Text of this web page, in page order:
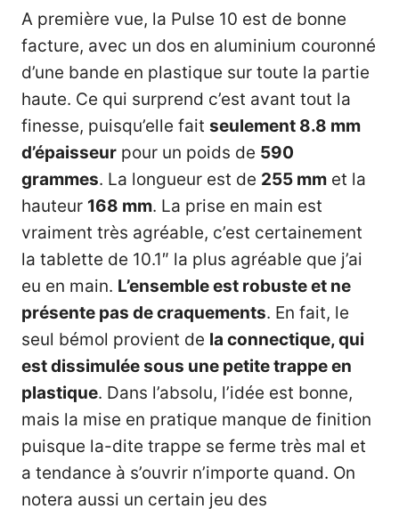
A première vue, la Pulse 10 est de bonne
facture, avec un dos en aluminium couronné
d’une bande en plastique sur toute la partie
haute. Ce qui surprend c’est avant tout la
finesse, puisqu’elle fait seulement 8.8 mm
d’épaisseur pour un poids de 590
grammes. La longueur est de 255 mm et la
hauteur 168 mm. La prise en main est
vraiment très agréable, c’est certainement
la tablette de 10.1″ la plus agréable que j’ai
eu en main. L’ensemble est robuste et ne
présente pas de craquements. En fait, le
seul bémol provient de la connectique, qui
est dissimulée sous une petite trappe en
plastique. Dans l’absolu, l’idée est bonne,
mais la mise en pratique manque de finition
puisque la-dite trappe se ferme très mal et
a tendance à s’ouvrir n’importe quand. On
notera aussi un certain jeu des